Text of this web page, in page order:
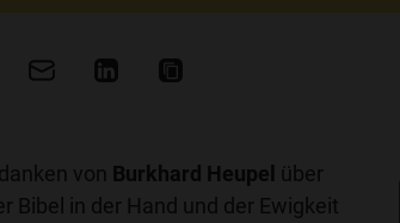
von Burkhard Heupel über
Bibel in der Hand und der Ewigkeit